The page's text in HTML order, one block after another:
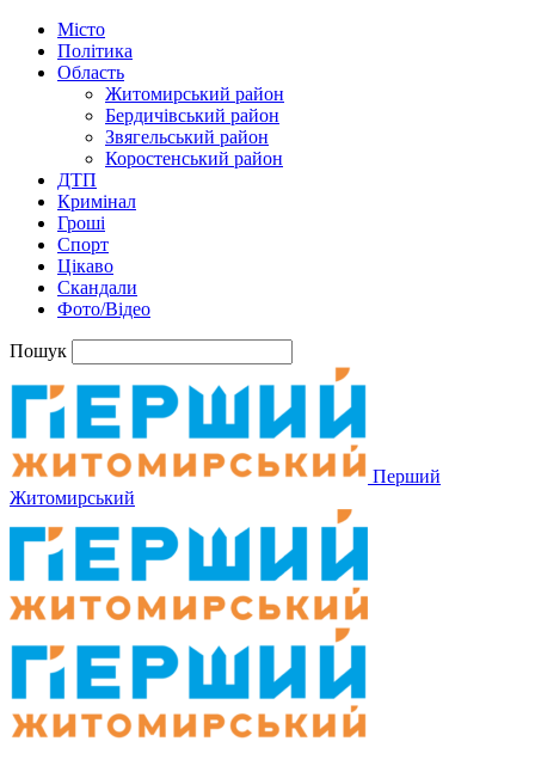
Місто
Політика
Область
Житомирський район
Бердичівський район
Звягельський район
Коростенський район
ДТП
Кримінал
Гроші
Спорт
Цікаво
Скандали
Фото/Відео
Пошук
Перший
Житомирський